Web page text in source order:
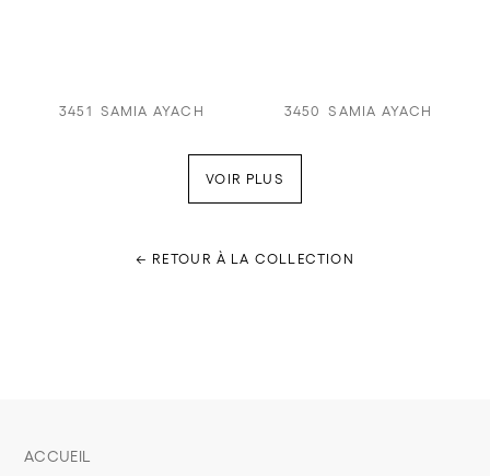
3451 SAMIA AYACH 3450 SAMIA AYACH
VOIR PLUS
← RETOUR À LA COLLECTION
ACCUEIL